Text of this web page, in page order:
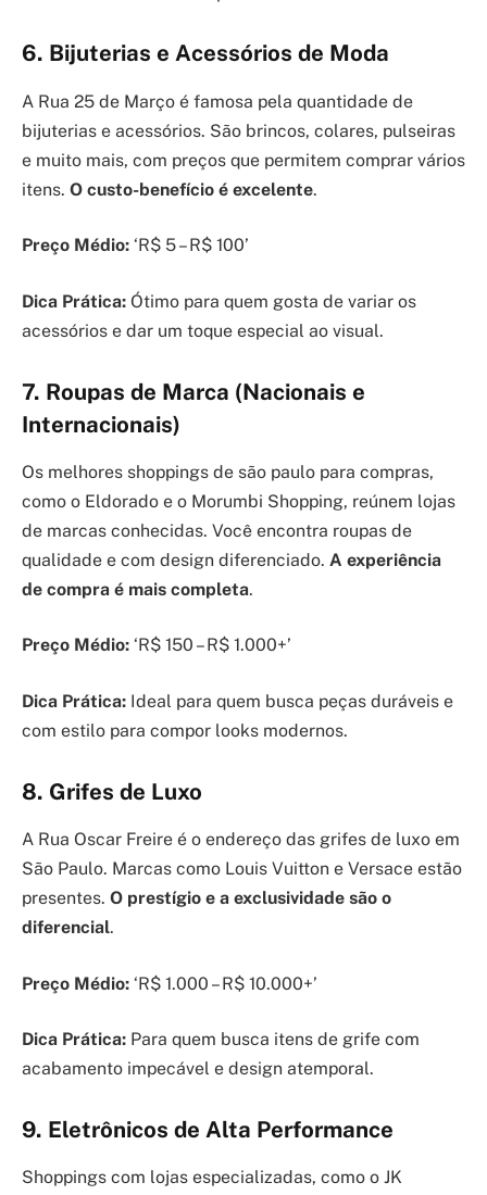
6. Bijuterias e Acessórios de Moda
A Rua 25 de Março é famosa pela quantidade de
bijuterias e acessórios. São brincos, colares, pulseiras
e muito mais, com preços que permitem comprar vários
itens. O custo-benefício é excelente.
Preço Médio: ‘R$ 5 – R$ 100’
Dica Prática: Ótimo para quem gosta de variar os
acessórios e dar um toque especial ao visual.
7. Roupas de Marca (Nacionais e
Internacionais)
Os melhores shoppings de são paulo para compras,
como o Eldorado e o Morumbi Shopping, reúnem lojas
de marcas conhecidas. Você encontra roupas de
qualidade e com design diferenciado. A experiência
de compra é mais completa.
Preço Médio: ‘R$ 150 – R$ 1.000+’
Dica Prática: Ideal para quem busca peças duráveis e
com estilo para compor looks modernos.
8. Grifes de Luxo
A Rua Oscar Freire é o endereço das grifes de luxo em
São Paulo. Marcas como Louis Vuitton e Versace estão
presentes. O prestígio e a exclusividade são o
diferencial.
Preço Médio: ‘R$ 1.000 – R$ 10.000+’
Dica Prática: Para quem busca itens de grife com
acabamento impecável e design atemporal.
9. Eletrônicos de Alta Performance
Shoppings com lojas especializadas, como o JK